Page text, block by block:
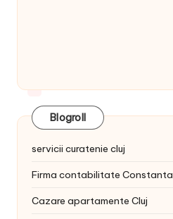
Blogroll
servicii curatenie cluj
Firma contabilitate Constanta
Cazare apartamente Cluj